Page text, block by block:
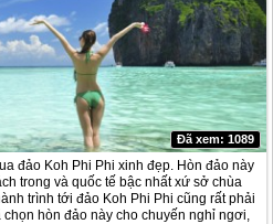
đảo Koh Phi Phi xinh đẹp. Hòn đảo này
trong và quốc tế bậc nhất xứ sở chùa
trình tới đảo Koh Phi Phi cũng rất phải
hòn đảo này cho chuyến nghỉ ngơi,
Đã xem: 1089